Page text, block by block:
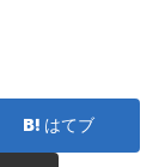
はてブ